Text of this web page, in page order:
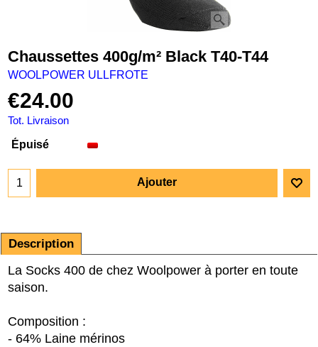
Chaussettes 400g/m² Black T40-T44
WOOLPOWER ULLFROTE
€24.00
Tot. Livraison
Épuisé
Ajouter
Description
La Socks 400 de chez Woolpower à porter en toute
saison.
Composition :
- 64% Laine mérinos